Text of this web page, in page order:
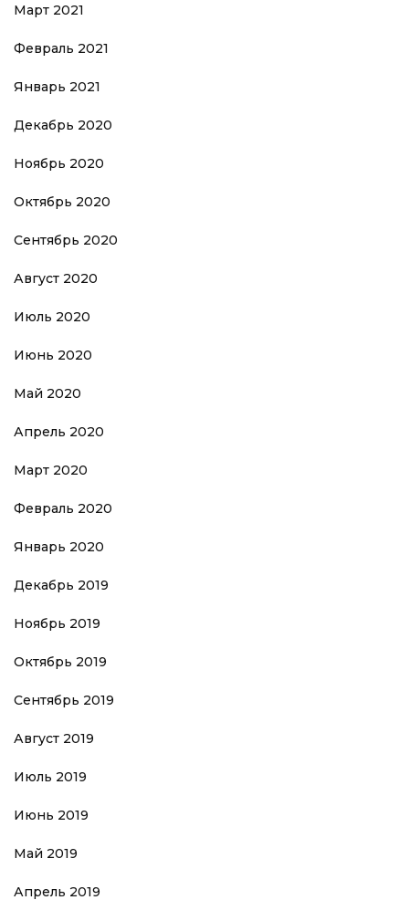
Март 2021
Февраль 2021
Январь 2021
Декабрь 2020
Ноябрь 2020
Октябрь 2020
Сентябрь 2020
Август 2020
Июль 2020
Июнь 2020
Май 2020
Апрель 2020
Март 2020
Февраль 2020
Январь 2020
Декабрь 2019
Ноябрь 2019
Октябрь 2019
Сентябрь 2019
Август 2019
Июль 2019
Июнь 2019
Май 2019
Апрель 2019